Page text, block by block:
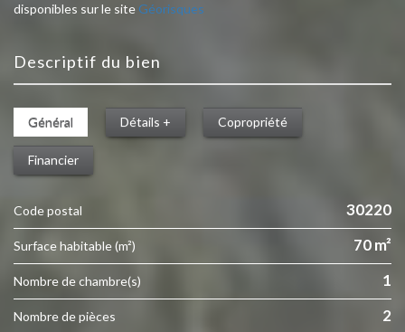
disponibles sur le site Géorisques
descriptif du bien
Général Détails + Copropriété
Financier
Code postal 30220
Surface habitable (m²) 70 m²
Nombre de chambre(s) 1
Nombre de pièces 2